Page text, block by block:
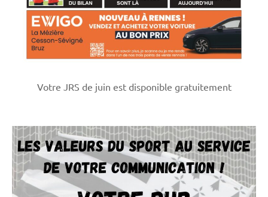
Votre JRS de juin est disponible gratuitement